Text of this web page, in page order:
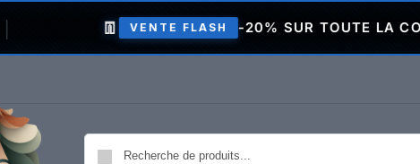
VENTE FLASH -20% SUR TOUTE LA COLLECTION